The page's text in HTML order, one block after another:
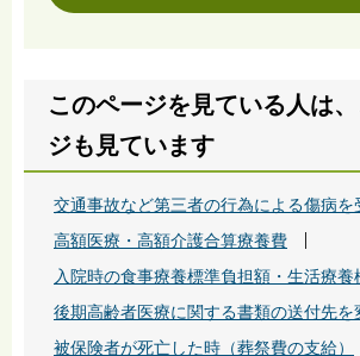
このページを見ている人は
ジも見ています
交通事故など第三者の行為による傷病を
高額医療・高額介護合算療養費
入院時の食事療養標準負担額・生活療養
後期高齢者医療に関する書類の送付先を
被保険者が死亡した時（葬祭費の支給）